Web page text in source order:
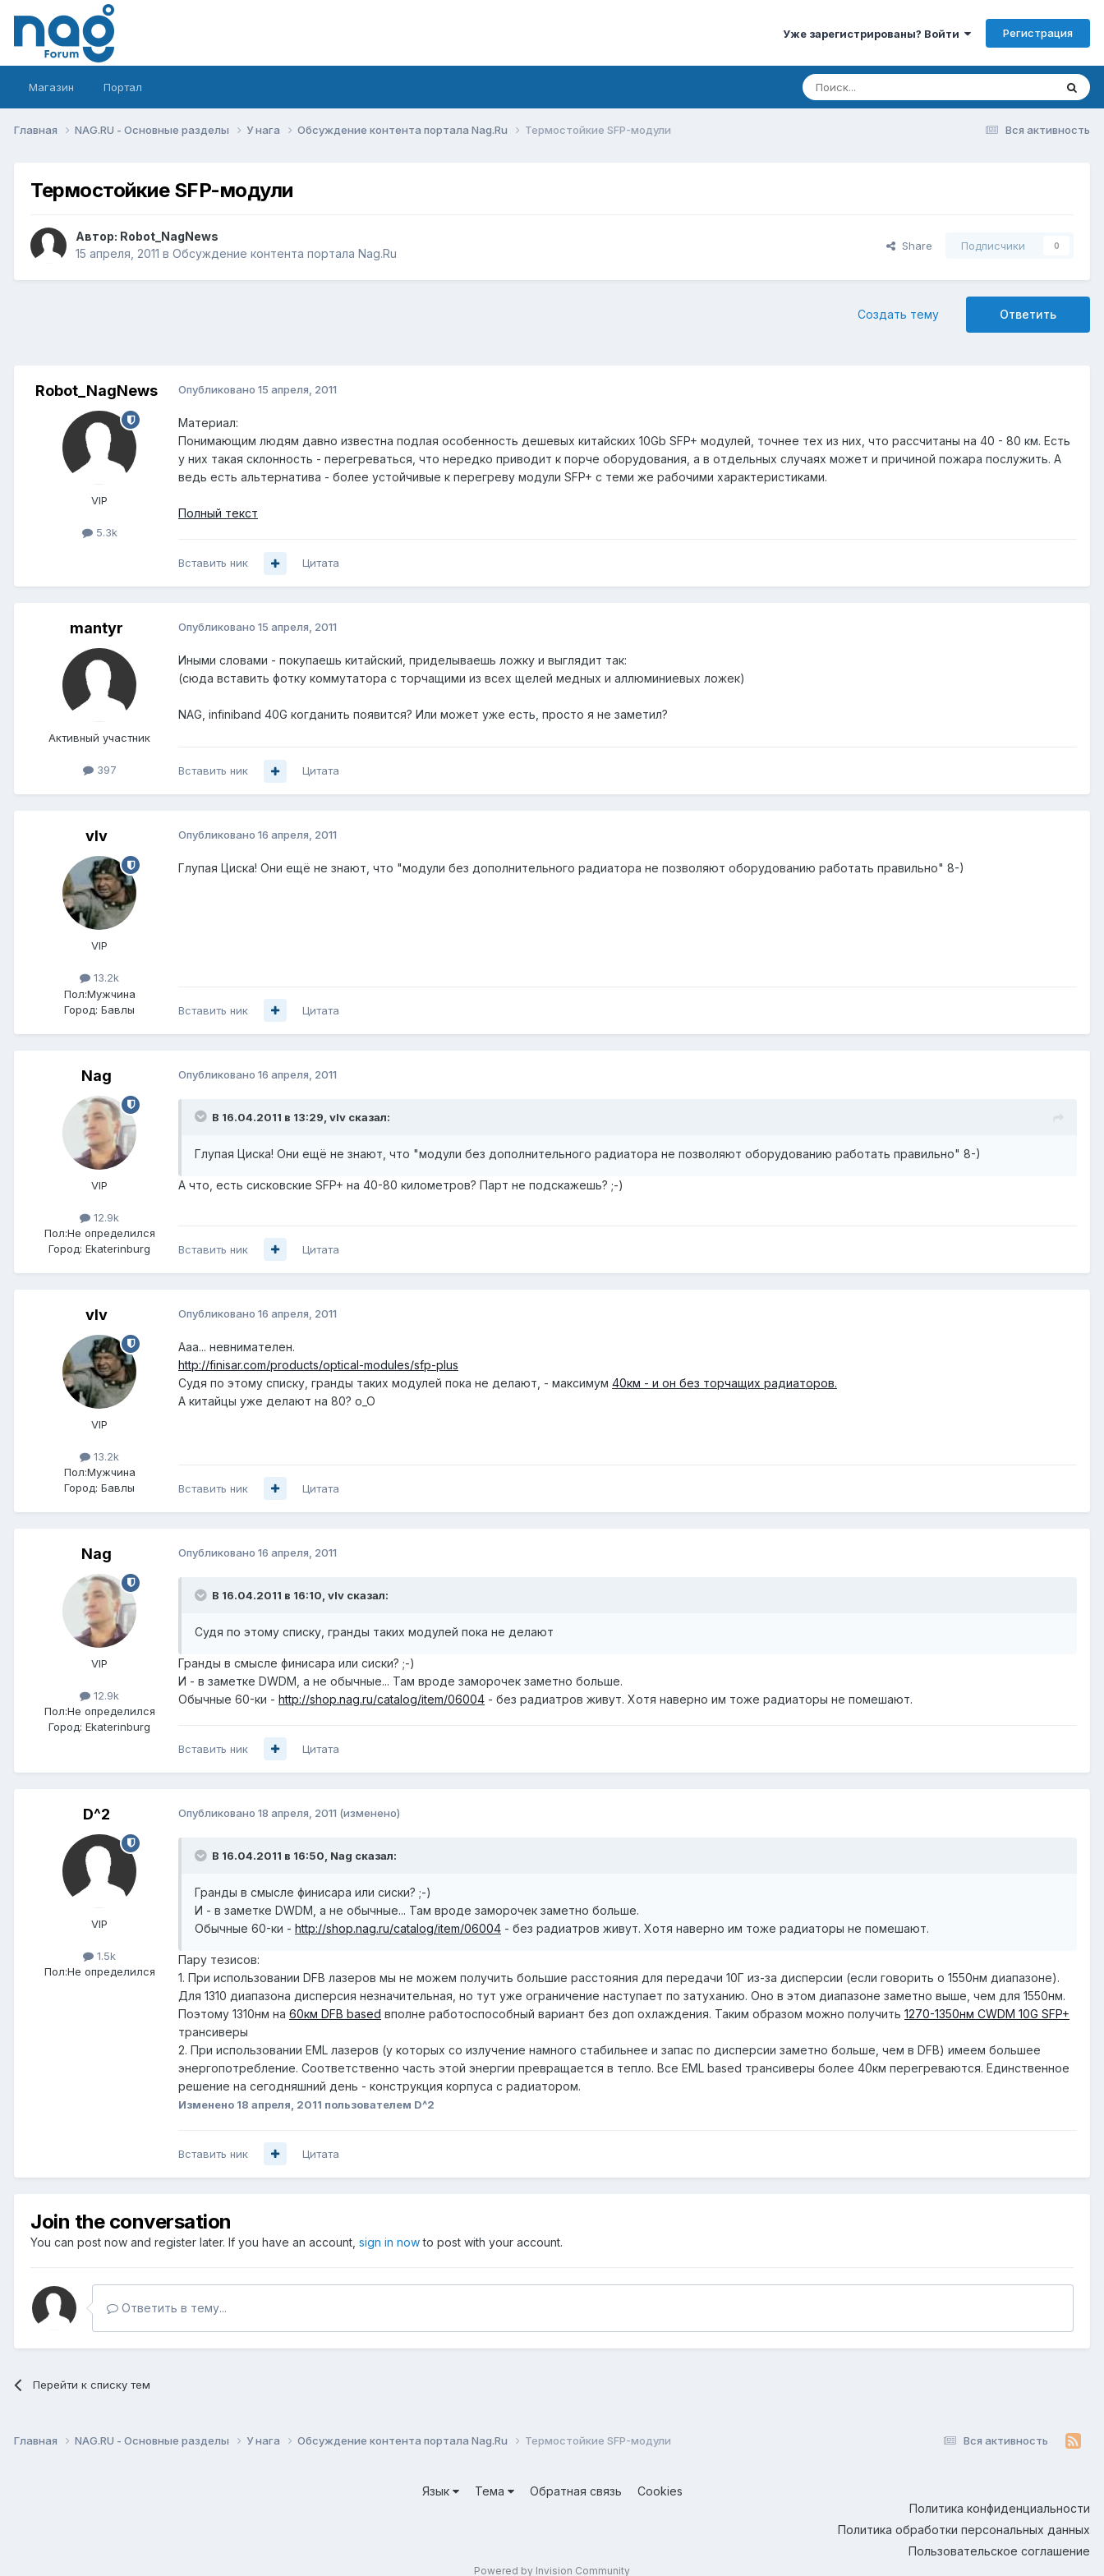
Уже зарегистрированы? Войти Регистрация
Магазин Портал
Вся активность
Главная NAG.RU - Основные разделы У нага Обсуждение контента портала Nag.Ru Термостойкие SFP-модули
Термостойкие SFP-модули
Автор: Robot_NagNews
15 апреля, 2011 в Обсуждение контента портала Nag.Ru
Share Подписчики 0
Ответить
Создать тему
Robot_NagNews
VIP
5.3k
Опубликовано 15 апреля, 2011
Материал:
Понимающим людям давно известна подлая особенность дешевых китайских 10Gb SFP+ модулей, точнее тех из них, что рассчитаны на 40 - 80 км. Есть
у них такая склонность - перегреваться, что нередко приводит к порче оборудования, а в отдельных случаях может и причиной пожара послужить. А
ведь есть альтернатива - более устойчивые к перегреву модули SFP+ с теми же рабочими характеристиками.
Полный текст
Вставить ник Цитата
mantyr
Активный участник
397
Опубликовано 15 апреля, 2011
Иными словами - покупаешь китайский, приделываешь ложку и выглядит так:
(сюда вставить фотку коммутатора с торчащими из всех щелей медных и аллюминиевых ложек)
NAG, infiniband 40G когданить появится? Или может уже есть, просто я не заметил?
Вставить ник Цитата
vIv
VIP
13.2k
Пол:Мужчина
Город: Бавлы
Опубликовано 16 апреля, 2011
Глупая Циска! Они ещё не знают, что "модули без дополнительного радиатора не позволяют оборудованию работать правильно" 8-)
Вставить ник Цитата
Nag
VIP
12.9k
Пол:Не определился
Город: Ekaterinburg
Опубликовано 16 апреля, 2011
В 16.04.2011 в 13:29, vIv сказал:
Глупая Циска! Они ещё не знают, что "модули без дополнительного радиатора не позволяют оборудованию работать правильно" 8-)
А что, есть сисковские SFP+ на 40-80 километров? Парт не подскажешь? ;-)
Вставить ник Цитата
vIv
VIP
13.2k
Пол:Мужчина
Город: Бавлы
Опубликовано 16 апреля, 2011
Ааа... невнимателен.
http://finisar.com/products/optical-modules/sfp-plus
Судя по этому списку, гранды таких модулей пока не делают, - максимум 40км - и он без торчащих радиаторов.
А китайцы уже делают на 80? o_O
Вставить ник Цитата
Nag
VIP
12.9k
Пол:Не определился
Город: Ekaterinburg
Опубликовано 16 апреля, 2011
В 16.04.2011 в 16:10, vIv сказал:
Судя по этому списку, гранды таких модулей пока не делают
Гранды в смысле финисара или сиски? ;-)
И - в заметке DWDM, а не обычные... Там вроде заморочек заметно больше.
Обычные 60-ки - http://shop.nag.ru/catalog/item/06004 - без радиатров живут. Хотя наверно им тоже радиаторы не помешают.
Вставить ник Цитата
D^2
VIP
1.5k
Пол:Не определился
Опубликовано 18 апреля, 2011 (изменено)
В 16.04.2011 в 16:50, Nag сказал:
Гранды в смысле финисара или сиски? ;-)
И - в заметке DWDM, а не обычные... Там вроде заморочек заметно больше.
Обычные 60-ки - http://shop.nag.ru/catalog/item/06004 - без радиатров живут. Хотя наверно им тоже радиаторы не помешают.
Пару тезисов:
1. При использовании DFB лазеров мы не можем получить большие расстояния для передачи 10Г из-за дисперсии (если говорить о 1550нм диапазоне).
Для 1310 диапазона дисперсия незначительная, но тут уже ограничение наступает по затуханию. Оно в этом диапазоне заметно выше, чем для 1550нм.
Поэтому 1310нм на 60км DFB based вполне работоспособный вариант без доп охлаждения. Таким образом можно получить 1270-1350нм CWDM 10G SFP+
трансиверы
2. При использовании EML лазеров (у которых со излучение намного стабильнее и запас по дисперсии заметно больше, чем в DFB) имеем большее
энергопотребление. Соответственно часть этой энергии превращается в тепло. Все EML based трансиверы более 40км перегреваются. Единственное
решение на сегодняшний день - конструкция корпуса с радиатором.
Изменено 18 апреля, 2011 пользователем D^2
Вставить ник Цитата
Join the conversation
You can post now and register later. If you have an account, sign in nowto post with your account.
Ответить в тему...
Перейти к списку тем
Вся активность
Главная NAG.RU - Основные разделы У нага Обсуждение контента портала Nag.Ru Термостойкие SFP-модули
Язык Тема Обратная связь
Cookies
Политика конфиденциальности
Политика обработки персональных данных
Пользовательское соглашение
Powered by Invision Community